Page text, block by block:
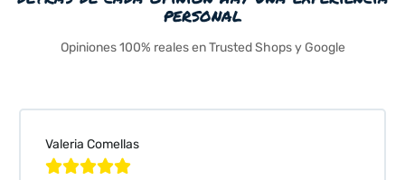
personal
Opiniones 100% reales en Trusted Shops y Google
Valeria Comellas
